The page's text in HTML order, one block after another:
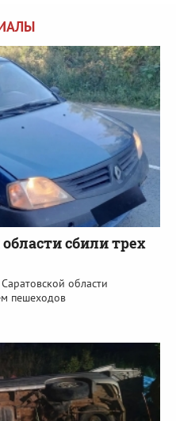
сбили трех
области
пешеходов